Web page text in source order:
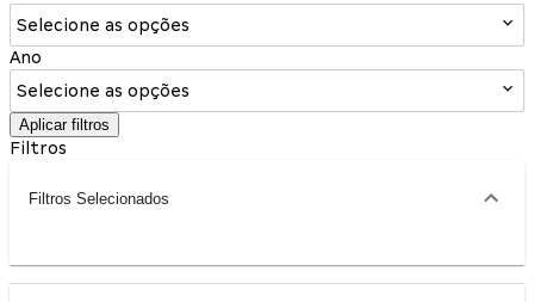
Selecione as opções
Ano
Selecione as opções
Aplicar filtros
Filtros
Filtros Selecionados